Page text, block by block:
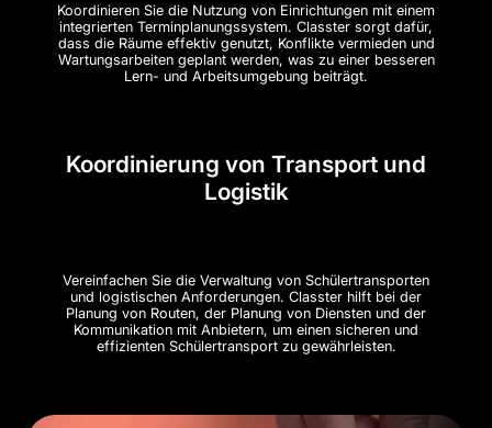
Koordinieren Sie die Nutzung von Einrichtungen mit einem
integrierten Terminplanungssystem. Classter sorgt dafür,
dass die Räume effektiv genutzt, Konflikte vermieden und
Wartungsarbeiten geplant werden, was zu einer besseren
Lern- und Arbeitsumgebung beiträgt.
Koordinierung von Transport und
Logistik
Vereinfachen Sie die Verwaltung von Schülertransporten
und logistischen Anforderungen. Classter hilft bei der
Planung von Routen, der Planung von Diensten und der
Kommunikation mit Anbietern, um einen sicheren und
effizienten Schülertransport zu gewährleisten.